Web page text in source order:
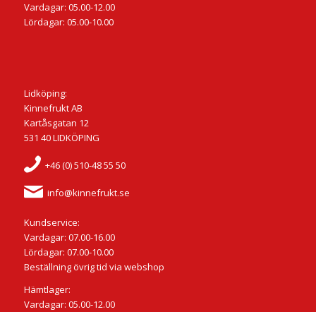
Vardagar: 05.00-12.00
Lördagar: 05.00-10.00
Lidköping:
Kinnefrukt AB
Kartåsgatan 12
531 40 LIDKÖPING
+46 (0) 510-48 55 50
info@kinnefrukt.se
Kundservice:
Vardagar: 07.00-16.00
Lördagar: 07.00-10.00
Beställning övrig tid via webshop
Hämtlager:
Vardagar: 05.00-12.00